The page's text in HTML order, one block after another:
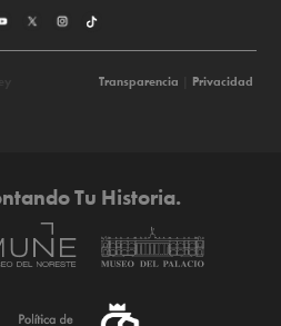
Transparencia Privacidad
Tu Historia.